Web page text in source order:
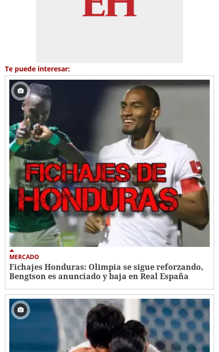
Te puede interesar:
MERCADO
Fichajes Honduras: Olimpia se sigue reforzando,
Bengtson es anunciado y baja en Real España